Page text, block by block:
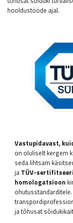
hooldustööde ajal.
Vastupidavast,
on oluliselt kergem
seda lihtsam
ja TÜV-
homologatsioon
ja tõhusat